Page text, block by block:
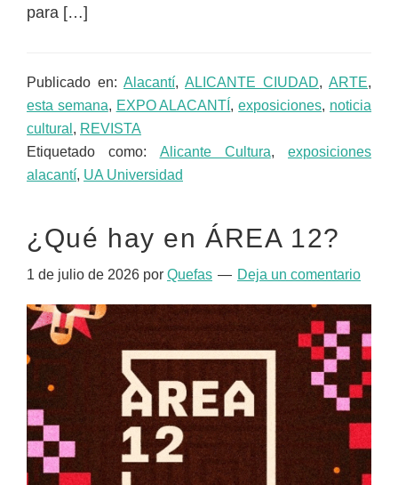
para […]
Publicado en: Alacantí, ALICANTE CIUDAD, ARTE,
esta semana, EXPO ALACANTÍ ,exposiciones, noticia
cultural , REVISTA
Etiquetado como: Alicante Cultura, exposiciones
alacantí, UA Universidad
¿Qué hay en ÁREA 12?
1 de julio de 2026 por Quefas Deja un comentario